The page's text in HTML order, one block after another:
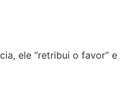
ele “retribui o favor” e